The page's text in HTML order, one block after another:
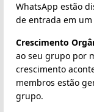
WhatsApp estão
de entrada em
Crescimento
ao seu grupo por
crescimento
membros estão
grupo.